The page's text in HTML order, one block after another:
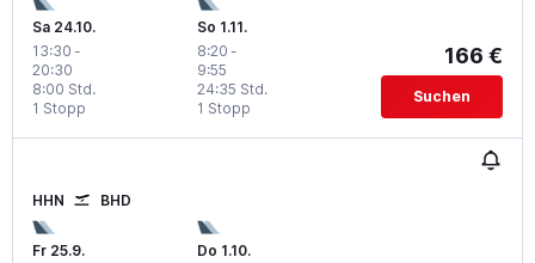
Sa 24.10.
13:30 -
20:30
1 Stopp
8:00 Std.
So 1.11.
8:20 -
9:55
1 Stopp
24:35 Std.
166 €
Suchen
HHN BHD
Fr 25.9.
Do 1.10.